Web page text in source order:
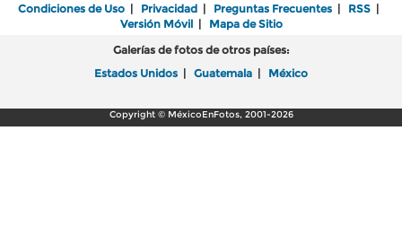
Condiciones de Uso | Privacidad | Preguntas Frecuentes | RSS |
Versión Móvil| Mapa de Sitio
Galerías de fotos de otros países:
Estados Unidos | Guatemala | México
Copyright © MéxicoEnFotos, 2001-2026